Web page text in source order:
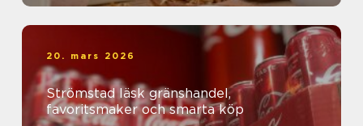
20. mars 2026
Strömstad läsk gränshandel,
favoritsmaker och smarta köp